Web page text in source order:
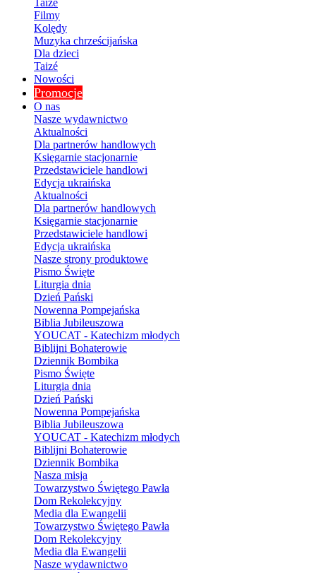
Taizé
Filmy
Kolędy
Muzyka chrześcijańska
Dla dzieci
Taizé
Nowości
Promocje
O nas
Nasze wydawnictwo
Aktualności
Dla partnerów handlowych
Księgarnie stacjonarnie
Przedstawiciele handlowi
Edycja ukraińska
Aktualności
Dla partnerów handlowych
Księgarnie stacjonarnie
Przedstawiciele handlowi
Edycja ukraińska
Nasze strony produktowe
Pismo Święte
Liturgia dnia
Dzień Pański
Nowenna Pompejańska
Biblia Jubileuszowa
YOUCAT - Katechizm młodych
Biblijni Bohaterowie
Dziennik Bombika
Pismo Święte
Liturgia dnia
Dzień Pański
Nowenna Pompejańska
Biblia Jubileuszowa
YOUCAT - Katechizm młodych
Biblijni Bohaterowie
Dziennik Bombika
Nasza misja
Towarzystwo Świętego Pawła
Dom Rekolekcyjny
Media dla Ewangelii
Towarzystwo Świętego Pawła
Dom Rekolekcyjny
Media dla Ewangelii
Nasze wydawnictwo